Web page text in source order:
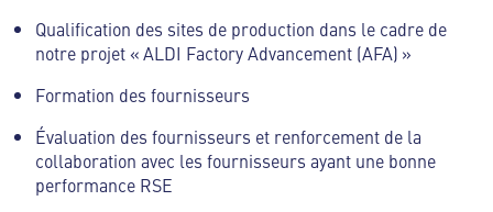
Qualification des sites de production dans le cadre de
notre projet « ALDI Factory Advancement (AFA) »
Formation des fournisseurs
Évaluation des fournisseurs et renforcement de la
collaboration avec les fournisseurs ayant une bonne
performance RSE